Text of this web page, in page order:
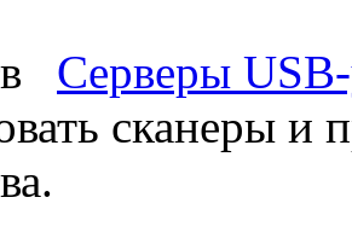
Серверы
сканеры и